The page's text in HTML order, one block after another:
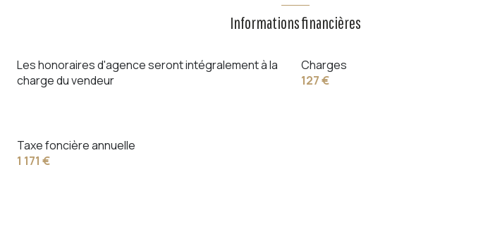
Informations financières
Les honoraires d'agence seront intégralement à la
charge du vendeur
Charges
127 €
Taxe foncière annuelle
1 171 €